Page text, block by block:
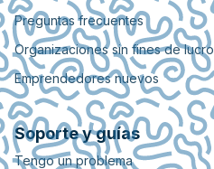
Preguntas frecuentes
Organizaciones sin fines de lucro
Emprendedores nuevos
Soporte y guías
Tengo un problema